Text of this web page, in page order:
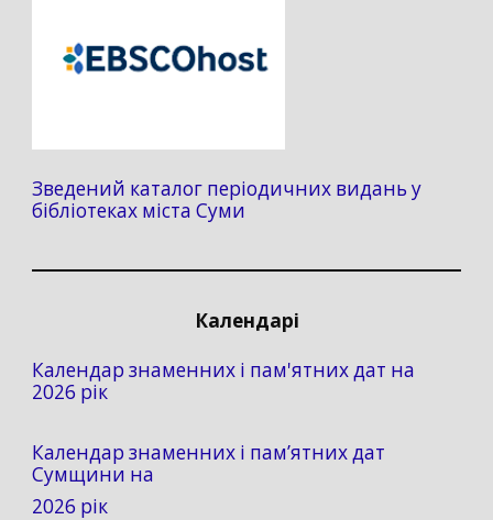
Зведений каталог періодичних видань у
бібліотеках міста Суми
Календарі
Календар знаменних і пам'ятних дат на
2026 рік
Календар знаменних і пам’ятних дат
Сумщини на
2026 рік